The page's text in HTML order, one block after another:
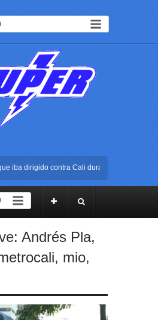
iba dirigido contra Cali durante la posesión
posesión presidencial de Abelardo de la
agresor escapara tras atacar a una
iba dirigido contra Cali durante la posesión
Andrés Pla,
, mio,